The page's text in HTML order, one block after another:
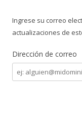
Ingrese su correo
actualizaciones de
Dirección de correo
Dirección
de
correo